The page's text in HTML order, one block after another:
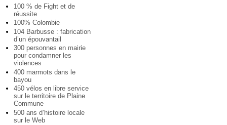
100 % de Fight et de
réussite
100% Colombie
104 Barbusse : fabrication
d’un épouvantail
300 personnes en mairie
pour condamner les
violences
400 marmots dans le
bayou
450 vélos en libre service
sur le territoire de Plaine
Commune
500 ans d’histoire locale
sur le Web